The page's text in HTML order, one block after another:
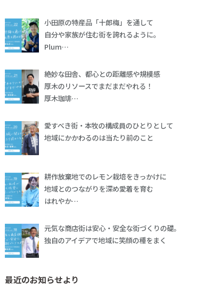
小田原の特産品「十郎梅」を通して
自分や家族が住む街を誇れるように。
Plum…
絶妙な田舎、都心との距離感や規模感
厚木のリソースでまだまだやれる！
厚木珈琲…
愛すべき街・本牧の構成員のひとりとして
地域にかかわるのは当たり前のこと
耕作放棄地でのレモン栽培をきっかけに
地域とのつながりを深め愛着を育む
はれやか…
元気な商店街は安心・安全な街づくりの礎。
独自のアイデアで地域に笑顔の種をまく
最近のお知らせより